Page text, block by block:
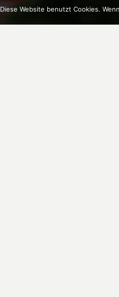
Diese Website benutzt Cookies.